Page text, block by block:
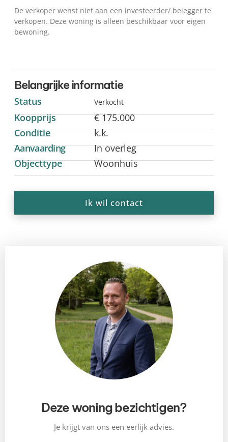
De verkoper wenst niet aan een investeerder/ belegger te
verkopen. Deze woning is alleen beschikbaar voor eigen
bewoning.
Belangrijke informatie
Status Verkocht
Koopprijs
€ 175.000
Conditie
k.k.
Aanvaarding
In overleg
Objecttype
Woonhuis
Ik wil contact
Deze woning bezichtigen?
Je krijgt van ons een eerlijk advies.